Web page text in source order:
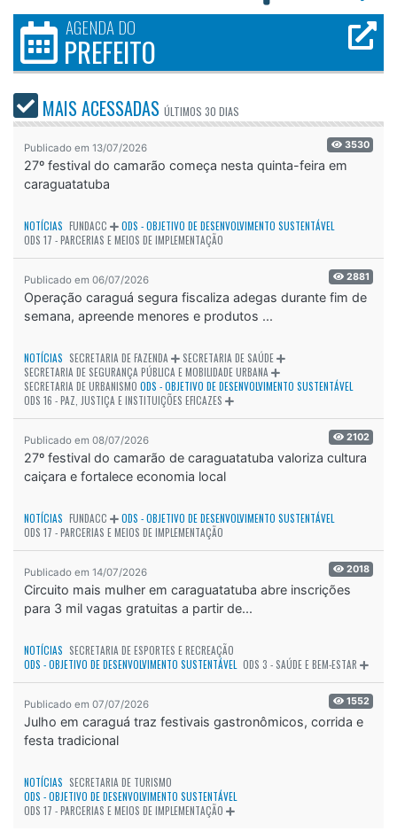
AGENDA DO
PREFEITO
MAIS ACESSADAS ÚLTIMOS 30 DIAS
Publicado em 13/07/2026 3530
27º festival do camarão começa nesta quinta-feira em
caraguatatuba
NOTÍCIAS FUNDACC
ODS - OBJETIVO DE DESENVOLVIMENTO SUSTENTÁVEL
ODS 17 - PARCERIAS E MEIOS DE IMPLEMENTAÇÃO
Publicado em 06/07/2026 2881
Operação caraguá segura fiscaliza adegas durante fim de
semana, apreende menores e produtos ...
NOTÍCIAS SECRETARIA DE FAZENDA
SECRETARIA DE SAÚDE
SECRETARIA DE SEGURANÇA PÚBLICA E MOBILIDADE URBANA
SECRETARIA DE URBANISMO ODS - OBJETIVO DE DESENVOLVIMENTO SUSTENTÁVEL
ODS 16 - PAZ, JUSTIÇA E INSTITUIÇÕES EFICAZES
Publicado em 08/07/2026 2102
27º festival do camarão de caraguatatuba valoriza cultura
caiçara e fortalece economia local
NOTÍCIAS FUNDACC
ODS - OBJETIVO DE DESENVOLVIMENTO SUSTENTÁVEL
ODS 17 - PARCERIAS E MEIOS DE IMPLEMENTAÇÃO
Publicado em 14/07/2026 2018
Circuito mais mulher em caraguatatuba abre inscrições
para 3 mil vagas gratuitas a partir de...
NOTÍCIAS SECRETARIA DE ESPORTES E RECREAÇÃO
ODS - OBJETIVO DE DESENVOLVIMENTO SUSTENTÁVEL ODS 3 - SAÚDE E BEM-ESTAR
Publicado em 07/07/2026 1552
Julho em caraguá traz festivais gastronômicos, corrida e
festa tradicional
NOTÍCIAS SECRETARIA DE TURISMO
ODS - OBJETIVO DE DESENVOLVIMENTO SUSTENTÁVEL
ODS 17 - PARCERIAS E MEIOS DE IMPLEMENTAÇÃO